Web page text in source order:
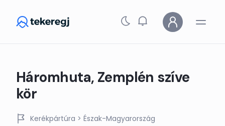
Háromhuta, Zemplén szíve
kör
Kerékpártúra > Észak-Magyarország